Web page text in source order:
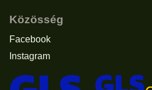
Közösség
Facebook
Instagram